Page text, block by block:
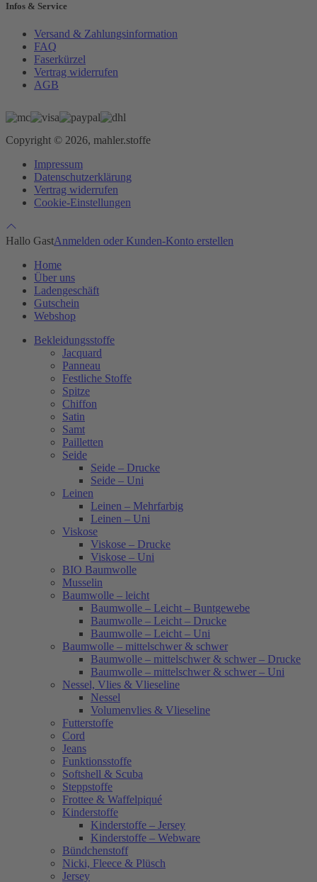
Infos & Service
Versand & Zahlungsinformation
FAQ
Faserkürzel
Vertrag widerrufen
AGB
Copyright © 2026, mahler.stoffe
Impressum
Datenschutzerklärung
Vertrag widerrufen
Cookie-Einstellungen
Hallo GastAnmelden oder Kunden-Konto erstellen
Home
Über uns
Ladengeschäft
Gutschein
Webshop
Bekleidungsstoffe
Jacquard
Panneau
Festliche Stoffe
Spitze
Chiffon
Satin
Samt
Pailletten
Seide
Seide – Drucke
Seide – Uni
Leinen
Leinen – Mehrfarbig
Leinen – Uni
Viskose
Viskose – Drucke
Viskose – Uni
BIO Baumwolle
Musselin
Baumwolle – leicht
Baumwolle – Leicht – Buntgewebe
Baumwolle – Leicht – Drucke
Baumwolle – Leicht – Uni
Baumwolle – mittelschwer & schwer
Baumwolle – mittelschwer & schwer – Drucke
Baumwolle – mittelschwer & schwer – Uni
Nessel, Vlies & Vlieseline
Nessel
Volumenvlies & Vlieseline
Futterstoffe
Cord
Jeans
Funktionsstoffe
Softshell & Scuba
Steppstoffe
Frottee & Waffelpiqué
Kinderstoffe
Kinderstoffe – Jersey
Kinderstoffe – Webware
Bündchenstoff
Nicki, Fleece & Plüsch
Jersey